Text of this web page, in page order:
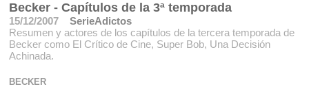
Becker - Capítulos de la 3ª temporada
15/12/2007
SerieAdictos
Resumen y actores de los capítulos de la tercera temporada de
Becker como El Crítico de Cine, Super Bob, Una Decisión
Achinada.
BECKER